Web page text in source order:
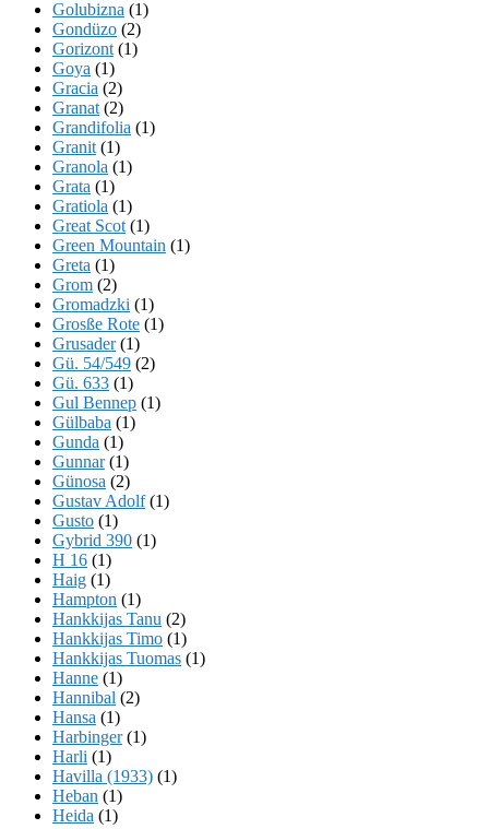
Golubizna (1)
Gondüzo (2)
Gorizont (1)
Goya (1)
Gracia (2)
Granat (2)
Grandifolia (1)
Granit (1)
Granola (1)
Grata (1)
Gratiola (1)
Great Scot (1)
Green Mountain (1)
Greta (1)
Grom (2)
Gromadzki (1)
Grosße Rote (1)
Grusader(1)
Gü. 54/549 (2)
Gü. 633 (1)
Gul Bennep (1)
Gülbaba (1)
Gunda (1)
Gunnar(1)
Günosa (2)
Gustav Adolf(1)
Gusto (1)
Gybrid 390 (1)
H 16 (1)
Haig (1)
Hampton (1)
Hankkijas Tanu (2)
Hankkijas Timo (1)
Hankkijas Tuomas (1)
Hanne (1)
Hannibal (2)
Hansa (1)
Harbinger(1)
Harli (1)
Havilla (1933) (1)
Heban (1)
Heida (1)